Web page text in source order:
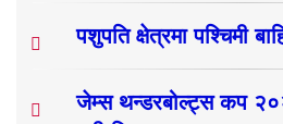
पशुपति क्षेत्रमा पश्चिमी
जेम्स थन्डरबोल्ट्स कप